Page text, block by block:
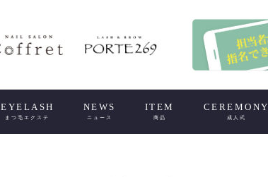
EYELASH
まつ毛エクステ
NEWS
ニュース
ITEM
商品
CEREMONY
成人式